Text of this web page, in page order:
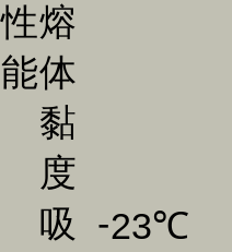
性
能
熔
体
黏
度
吸
-23℃